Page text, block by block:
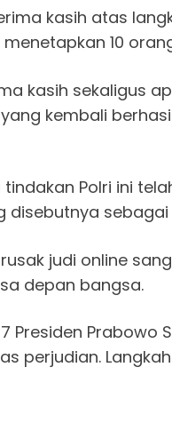
kasih atas
10
kasih sekaligus
kembali
Polri ini
disebutnya sebagai
judi online
depan bangsa.
Presiden Prabowo
perjudian.